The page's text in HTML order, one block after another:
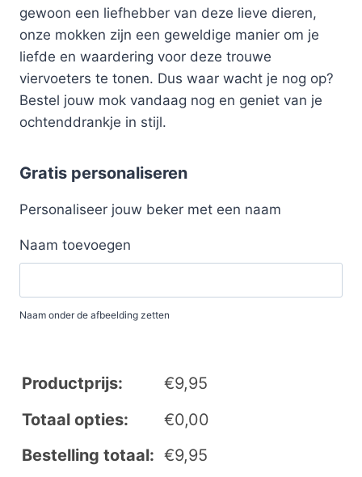
gewoon een liefhebber van deze lieve dieren,
onze mokken zijn een geweldige manier om je
liefde en waardering voor deze trouwe
viervoeters te tonen. Dus waar wacht je nog op?
Bestel jouw mok vandaag nog en geniet van je
ochtenddrankje in stijl.
Gratis personaliseren
Personaliseer jouw beker met een naam
Naam toevoegen
Naam onder de afbeelding zetten
Productprijs: €9,95
Totaal opties:
€0,00
Bestelling totaal: €9,95